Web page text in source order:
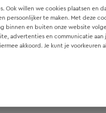
Ook willen we cookies plaatsen en
persoonlijker te maken. Met deze
binnen en buiten onze website
advertenties en communicatie aan
akkoord. Je kunt je voorkeuren
ontwerp,
actief mee met alle
in de ontwerpfase
nieuwbouw als